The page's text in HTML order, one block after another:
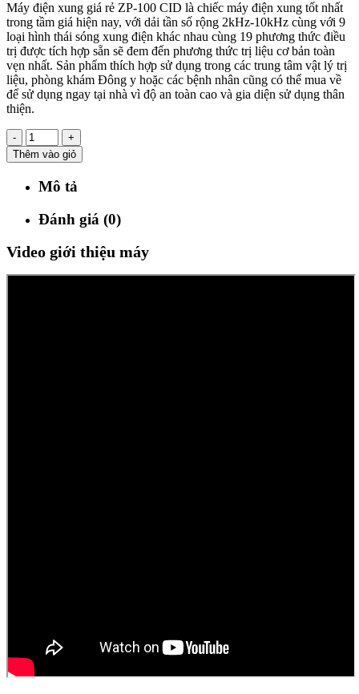
Máy điện xung giá rẻ ZP-100 CID là chiếc máy điện xung tốt nhất
trong tầm giá hiện nay, với dải tần số rộng 2kHz-10kHz cùng với 9
loại hình thái sóng xung điện khác nhau cùng 19 phương thức điều
trị được tích hợp sẵn sẽ đem đến phương thức trị liệu cơ bản toàn
vẹn nhất. Sản phẩm thích hợp sử dụng trong các trung tâm vật lý trị
liệu, phòng khám Đông y hoặc các bệnh nhân cũng có thể mua về
để sử dụng ngay tại nhà vì độ an toàn cao và gia diện sử dụng thân
thiện.
-
+
Thêm vào giỏ
Mô tả
Đánh giá (0)
Video giới thiệu máy